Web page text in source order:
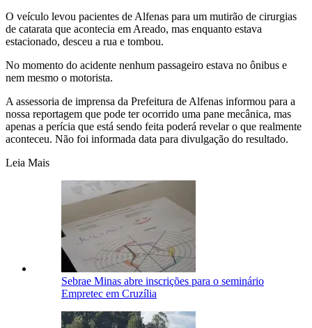
O veículo levou pacientes de Alfenas para um mutirão de cirurgias
de catarata que acontecia em Areado, mas enquanto estava
estacionado, desceu a rua e tombou.
No momento do acidente nenhum passageiro estava no ônibus e
nem mesmo o motorista.
A assessoria de imprensa da Prefeitura de Alfenas informou para a
nossa reportagem que pode ter ocorrido uma pane mecânica, mas
apenas a perícia que está sendo feita poderá revelar o que realmente
aconteceu. Não foi informada data para divulgação do resultado.
Leia Mais
Sebrae Minas abre inscrições para o seminário
Empretec em Cruzília